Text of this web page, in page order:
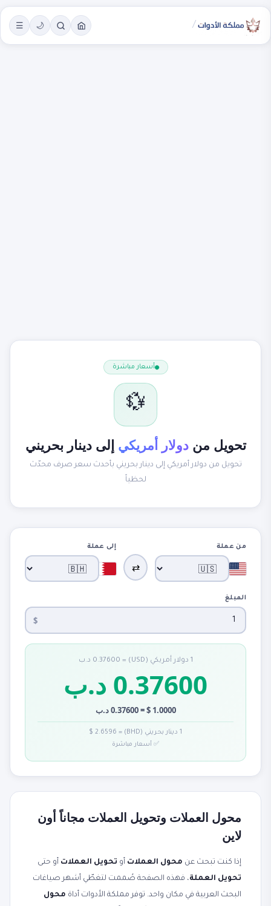
/
🌙
☰
أسعار مباشرة
💱
تحويل مندولار أمريكي إلى دينار بحريني
تحويل من دولار أمريكي إلى دينار بحريني بأحدث سعر صرف محدّث
لحظياً
من عملة
⇄
إلى عملة
المبلغ
$
1 دولار أمريكي (USD) = 0.37600 د.ب
0.37600 د.ب
1.0000 $ = 0.37600 د.ب
1 دينار بحريني (BHD) = 2.6596 $
✅ أسعار مباشرة
محول العملات وتحويل العملات مجاناً أون
لاين
إذا كنت تبحث عن محول العملات أو تحويل العملات أو حتى
تحويل العملة، فهذه الصفحة صُممت لتغطّي أشهر صياغات
البحث العربية في مكان واحد. توفر مملكة الأدوات أداة محول